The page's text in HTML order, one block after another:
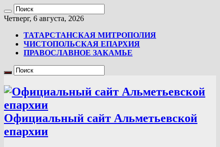
Четверг, 6 августа, 2026
ТАТАРСТАНСКАЯ МИТРОПОЛИЯ
ЧИСТОПОЛЬСКАЯ ЕПАРХИЯ
ПРАВОСЛАВНОЕ ЗАКАМЬЕ
Официальный сайт Альметьевской
епархии